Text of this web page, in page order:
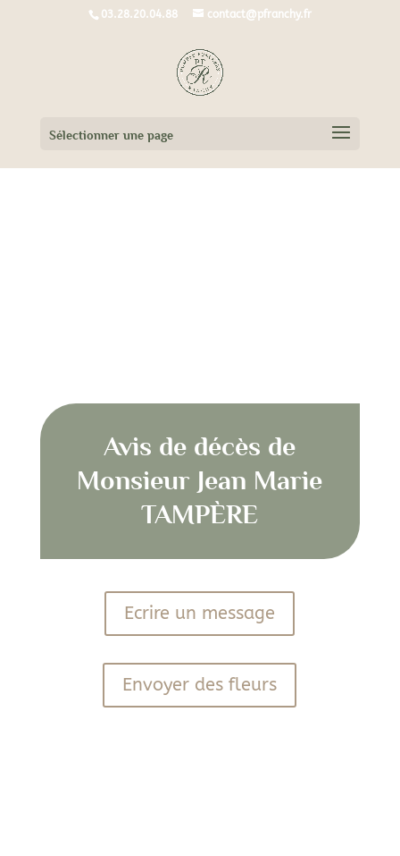
03.28.20.04.88 contact@pfranchy.fr
Sélectionner une page
Avis de décès de
Monsieur Jean Marie
TAMPÈRE
Ecrire un message
Envoyer des fleurs